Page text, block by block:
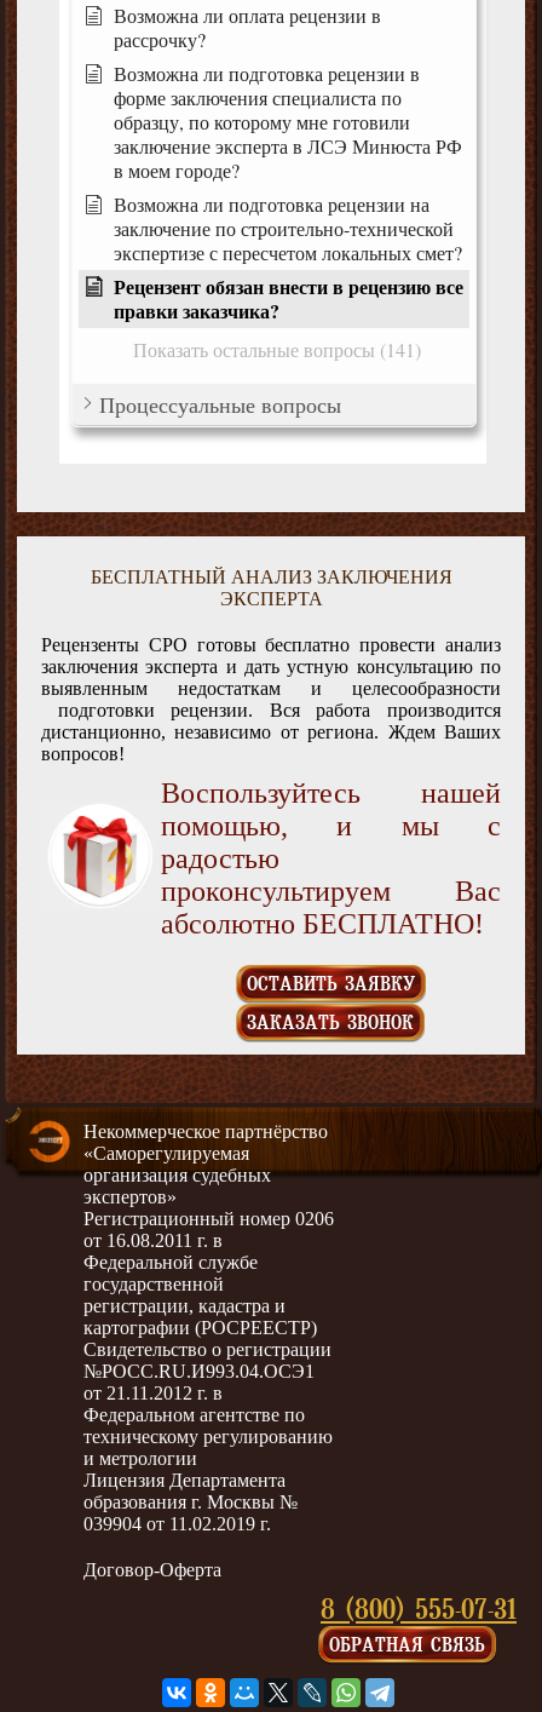
Возможна ли оплата рецензии в
рассрочку?
Возможна ли подготовка рецензии в
форме заключения специалиста по
образцу, по которому мне готовили
заключение эксперта в ЛСЭ Минюста РФ
в моем городе?
Возможна ли подготовка рецензии на
заключение по строительно-технической
экспертизе с пересчетом локальных смет?
Рецензент обязан внести в рецензию все
правки заказчика?
Показать остальные вопросы (141)
Процессуальные вопросы
БЕСПЛАТНЫЙ АНАЛИЗ ЗАКЛЮЧЕНИЯ
ЭКСПЕРТА
Рецензенты СРО готовы бесплатно провести анализ
заключения эксперта и дать устную консультацию по
выявленным недостаткам и целесообразности
подготовки рецензии. Вся работа производится
дистанционно, независимо от региона. Ждем Ваших
вопросов!
Воспользуйтесь нашей
помощью, и мы с
радостью
проконсультируем Вас
абсолютно БЕСПЛАТНО!
ОСТАВИТЬ ЗАЯВКУ
ЗАКАЗАТЬ ЗВОНОК
Некоммерческое партнёрство
«Саморегулируемая
организация судебных
экспертов»
Регистрационный номер 0206
от 16.08.2011 г. в
Федеральной службе
государственной
регистрации, кадастра и
картографии (РОСРЕЕСТР)
Свидетельство о регистрации
№РОСС.RU.И993.04.ОСЭ1
от 21.11.2012 г. в
Федеральном агентстве по
техническому регулированию
и метрологии
Лицензия Департамента
образования г. Москвы №
039904 от 11.02.2019 г.
Договор-Оферта
8 (800) 555-07-31
ОБРАТНАЯ СВЯЗЬ